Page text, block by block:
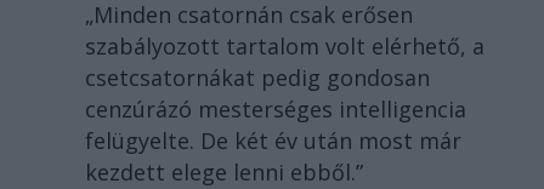
„Minden csatornán csak erősen
szabályozott tartalom volt elérhető, a
csetcsatornákat pedig gondosan
cenzúrázó mesterséges intelligencia
felügyelte. De két év után most már
kezdett elege lenni ebből.”